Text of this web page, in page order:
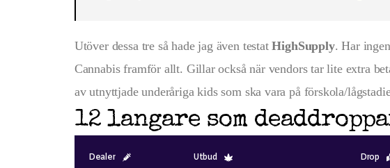
Utöver dessa tre så hade jag även testatHighSupply. Har
Cannabis framför allt. Gillar också när vendors tar lite extra
av utnyttjade underåriga kids som ska vara på förskola/
12 langare som
Dealer Utbud Drop